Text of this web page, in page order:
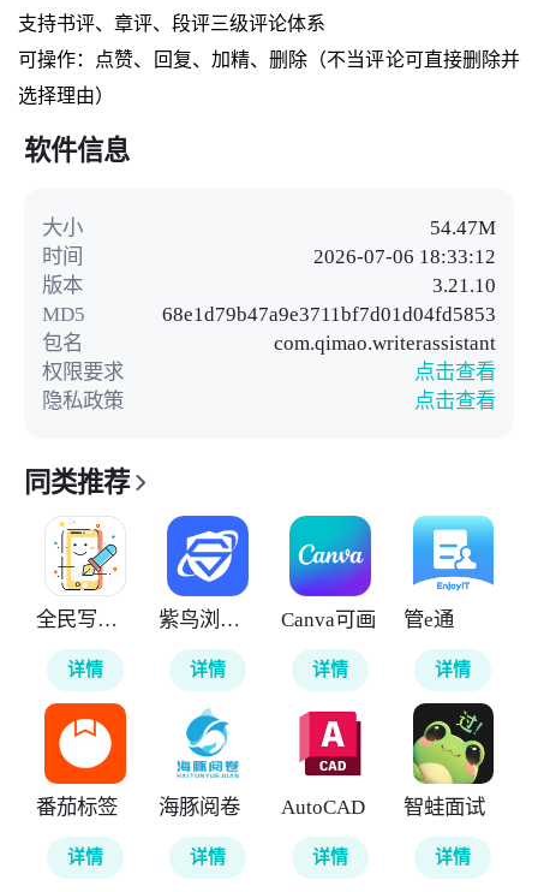
支持书评、章评、段评三级评论体系
可操作：点赞、回复、加精、删除（不当评论可直接删除并
选择理由）
软件信息
大小
54.47M
时间
2026-07-06 18:33:12
版本
3.21.10
MD5
68e1d79b47a9e3711bf7d01d04fd5853
包名
com.qimao.writerassistant
权限要求
点击查看
隐私政策
点击查看
同类推荐
全民写小说
详情
紫鸟浏览器
详情
Canva可画
详情
管e通
详情
番茄标签
详情
海豚阅卷
详情
AutoCAD
详情
智蛙面试
详情